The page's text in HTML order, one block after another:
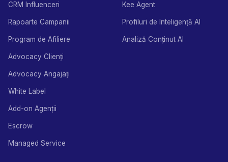
CRM Influenceri
Rapoarte Campanii
Program de Afiliere
Advocacy Clienți
Advocacy Angajați
White Label
Add-on Agenții
Escrow
Managed Service
Kee Agent
Profiluri de Inteligență AI
Analiză Conținut AI